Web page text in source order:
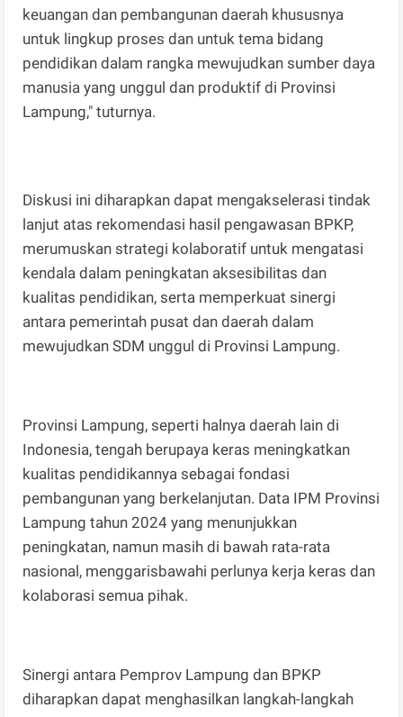
keuangan dan pembangunan daerah khususnya
untuk lingkup proses dan untuk tema bidang
pendidikan dalam rangka mewujudkan sumber daya
manusia yang unggul dan produktif di Provinsi
Lampung," tuturnya.
Diskusi ini diharapkan dapat mengakselerasi tindak
lanjut atas rekomendasi hasil pengawasan BPKP,
merumuskan strategi kolaboratif untuk mengatasi
kendala dalam peningkatan aksesibilitas dan
kualitas pendidikan, serta memperkuat sinergi
antara pemerintah pusat dan daerah dalam
mewujudkan SDM unggul di Provinsi Lampung.
Provinsi Lampung, seperti halnya daerah lain di
Indonesia, tengah berupaya keras meningkatkan
kualitas pendidikannya sebagai fondasi
pembangunan yang berkelanjutan. Data IPM Provinsi
Lampung tahun 2024 yang menunjukkan
peningkatan, namun masih di bawah rata-rata
nasional, menggarisbawahi perlunya kerja keras dan
kolaborasi semua pihak.
Sinergi antara Pemprov Lampung dan BPKP
diharapkan dapat menghasilkan langkah-langkah